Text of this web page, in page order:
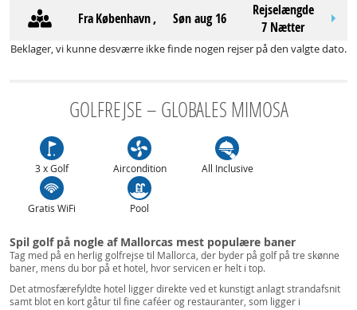
Fra København, søn aug 16
Rejselængde
7 Nætter
Beklager, vi kunne desværre ikke finde nogen rejser på den valgte dato.
GOLFREJSE – GLOBALES MIMOSA
3 x Golf Aircondition All Inclusive
Gratis WiFi Pool
Spil golf på nogle af Mallorcas mest populære baner
Tag med på en herlig golfrejse til Mallorca, der byder på golf på tre skønne
baner, mens du bor på et hotel, hvor servicen er helt i top.
Det atmosfærefyldte hotel ligger direkte ved et kunstigt anlagt strandafsnit
samt blot en kort gåtur til fine caféer og restauranter, som ligger i